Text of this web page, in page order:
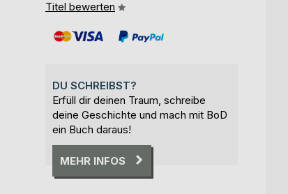
Titel bewerten
DU SCHREIBST?
Erfüll dir deinen Traum, schreibe
deine Geschichte und mach mit BoD
ein Buch daraus!
MEHR INFOS